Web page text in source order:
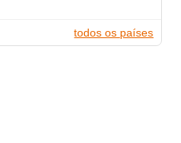
todos os países